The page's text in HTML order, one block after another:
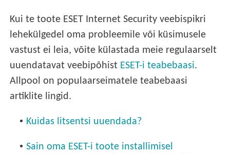
Kui te toote ESET Internet Security veebispikri
lehekülgedel oma probleemile või küsimusele
vastust ei leia, võite külastada meie regulaarselt
uuendatavat veebipõhist ESET-i teabebaasi.
Allpool on populaarseimatele teabebaasi
artiklite lingid.
• Kuidas litsentsi uuendada?
• Sain oma ESET-i toote installimisel